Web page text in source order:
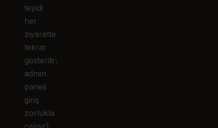
teyidi
her
ziyarette
tekrar
gösterilir;
admin
paneli
giriş
zorlukla
çalışır).